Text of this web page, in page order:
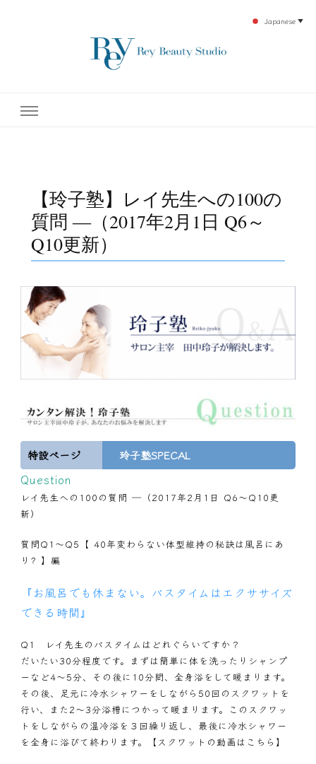
テ開設45年の実績を誇る本格エステだからこそ、お客様が必ず満足してもらえるこ
【玲子塾】レイ先生への100の
質問 ―（2017年2月1日 Q6～
Q10更新）
特設ページ 玲子塾SPECAL
Question
レイ先生への100の質問 ―（2017年2月1日 Q6～Q10更
新）
質問Q1～Q5【 40年変わらない体型維持の秘訣は風呂にあ
り? 】編
『お風呂でも休まない。バスタイムはエクササイズ
できる時間』
Q1 レイ先生のバスタイムはどれぐらいですか？
だいたい30分程度です。まずは簡単に体を洗ったりシャンプ
ーなど4～5分、その後に10分間、全身浴をして暖まります。
その後、足元に冷水シャワーをしながら50回のスクワットを
行い、また2～3分浴槽につかって暖まります。このスクワッ
トをしながらの温冷浴を３回繰り返し、最後に冷水シャワー
を全身に浴びて終わります。
【スクワットの動画はこちら】
Japanese ▼